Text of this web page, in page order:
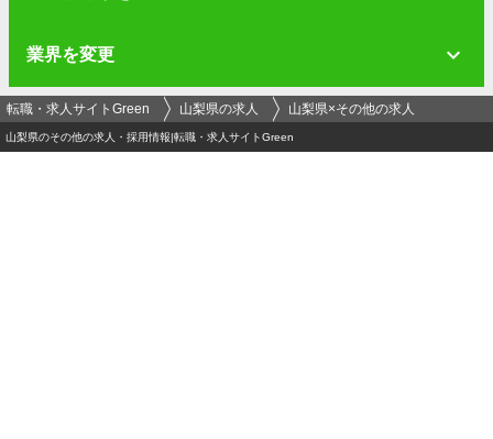
業界を変更
転職・求人サイトGreen 山梨県の求人 山梨県×その他の求人
山梨県のその他の求人・採用情報|転職・求人サイトGreen